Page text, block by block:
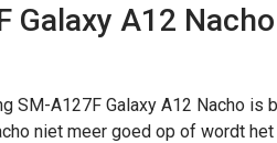
Galaxy A12
SM-A127F Galaxy A12 Nacho
niet meer goed op of wordt